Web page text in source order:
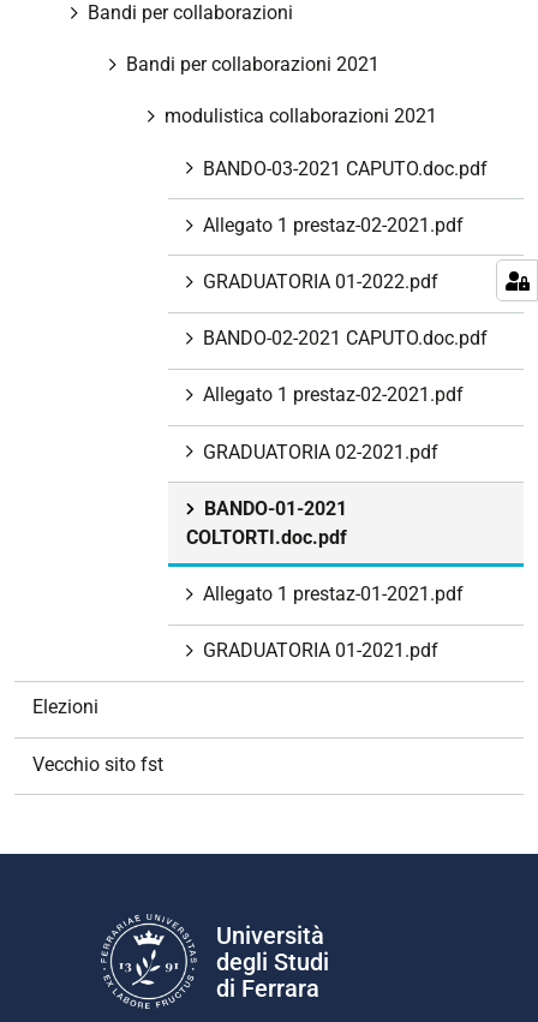
Bandi per collaborazioni
Bandi per collaborazioni 2021
modulistica collaborazioni 2021
BANDO-03-2021 CAPUTO.doc.pdf
Allegato 1 prestaz-02-2021.pdf
GRADUATORIA 01-2022.pdf
BANDO-02-2021 CAPUTO.doc.pdf
Allegato 1 prestaz-02-2021.pdf
GRADUATORIA 02-2021.pdf
BANDO-01-2021
COLTORTI.doc.pdf
Allegato 1 prestaz-01-2021.pdf
GRADUATORIA 01-2021.pdf
Elezioni
Vecchio sito fst
Università
degli Studi
di Ferrara